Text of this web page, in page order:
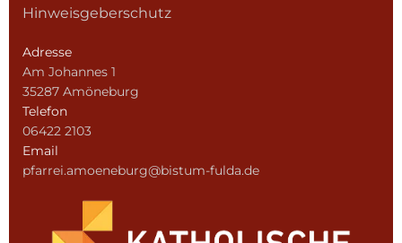
Hinweisgeberschutz
Adresse
Am Johannes 1
35287 Amöneburg
Telefon
06422 2103
Email
pfarrei.amoeneburg@bistum-fulda.de